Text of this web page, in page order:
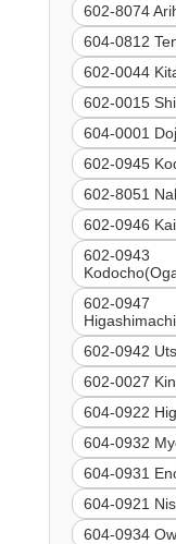
602-8074
604-0812
602-0044
602-0015
604-0001
602-0945
602-8051
602-0946
602-0943
602-0947
602-0942
602-0027
604-0922
604-0932
604-0931
604-0921
604-0934